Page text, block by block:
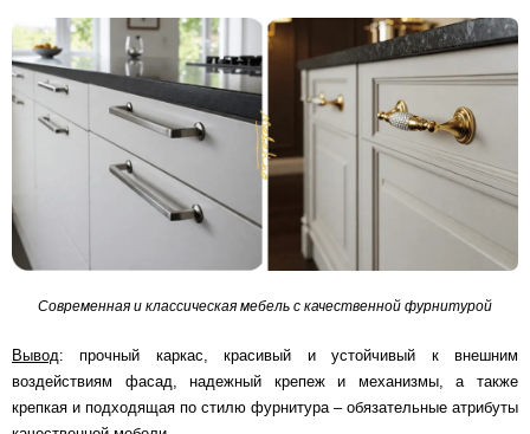
Современная и классическая мебель с качественной фурнитурой
Вывод: прочный каркас, красивый и устойчивый к внешним
воздействиям фасад, надежный крепеж и механизмы, а также
крепкая и подходящая по стилю фурнитура – обязательные атрибуты